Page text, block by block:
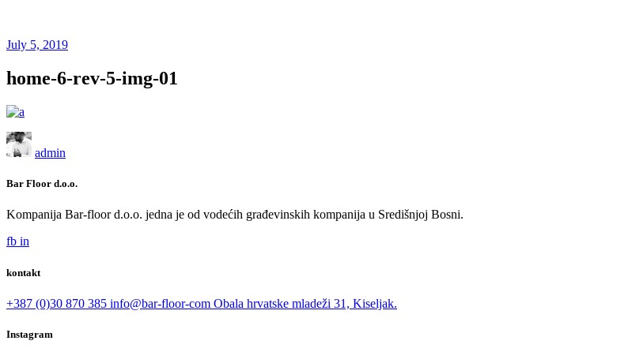
July 5, 2019
home-6-rev-5-img-01
admin
Bar Floor d.o.o.
Kompanija Bar-floor d.o.o. jedna je od vodećih građevinskih kompanija u Središnjoj Bosni.
fb in
kontakt
+387 (0)30 870 385 info@bar-floor-com Obala hrvatske mladeži 31, Kiseljak.
Instagram